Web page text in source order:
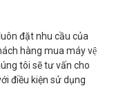
đặt nhu cầu của
hàng mua máy vệ
tôi sẽ tư vấn cho
điều kiện sử dụng